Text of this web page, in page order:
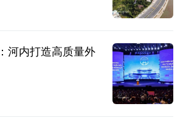
河内打造高质量外